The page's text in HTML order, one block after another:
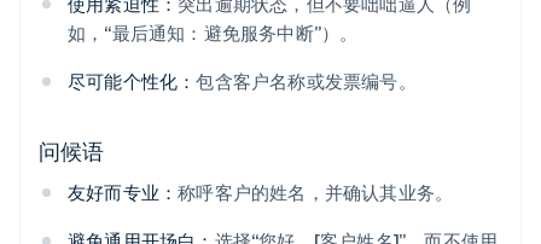
如，“最后通知：避免服务中断”）。
尽可能个性化：包含客户名称或发票编号。
问候语
友好而专业：称呼客户的姓名，并确认其业务。